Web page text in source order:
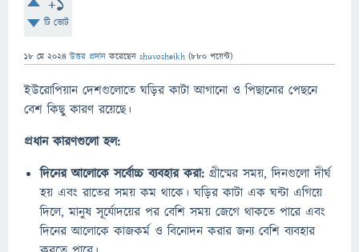
টি ভোট
18 মে 2024 উত্তর প্রদান করেছেন shuvosheikh (880 পয়েন্ট)
ইউরোপিয়ান দেশগুলোতে ঘড়ির কাটা আগানো ও পিছানোর পেছনে
বেশ কিছু কারণ রয়েছে।
প্রধান কারণগুলো হল:
দিনের আলোকে সর্বোচ্চ ব্যবহার করা: গ্রীষ্মের সময়, দিনগুলো দীর্ঘ
হয় এবং রাতের সময় কম থাকে। ঘড়ির কাটা এক ঘন্টা এগিয়ে
দিলে, মানুষ সূর্যোদয়ের পর বেশি সময় জেগে থাকতে পারে এবং
দিনের আলোকে কাজকর্ম ও বিনোদন করার জন্য বেশি ব্যবহার